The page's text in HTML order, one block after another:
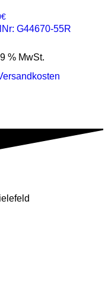
€
G44670-55R
% MwSt.